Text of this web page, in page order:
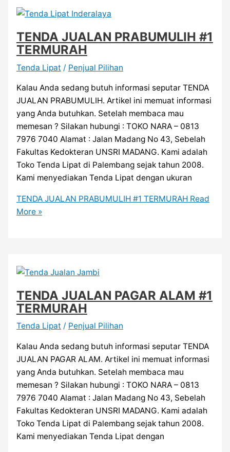
TENDA JUALAN PRABUMULIH #1
TERMURAH
Tenda Lipat / Penjual Pilihan
Kalau Anda sedang butuh informasi seputar TENDA
JUALAN PRABUMULIH. Artikel ini memuat informasi
yang Anda butuhkan. Setelah membaca mau
memesan ? Silakan hubungi : TOKO NARA – 0813
7976 7040 Alamat : Jalan Madang No 43, Sebelah
Fakultas Kedokteran UNSRI MADANG. Kami adalah
Toko Tenda Lipat di Palembang sejak tahun 2008.
Kami menyediakan Tenda Lipat dengan ukuran
TENDA JUALAN PRABUMULIH #1 TERMURAHRead
More »
TENDA JUALAN PAGAR ALAM #1
TERMURAH
Tenda Lipat / Penjual Pilihan
Kalau Anda sedang butuh informasi seputar TENDA
JUALAN PAGAR ALAM. Artikel ini memuat informasi
yang Anda butuhkan. Setelah membaca mau
memesan ? Silakan hubungi : TOKO NARA – 0813
7976 7040 Alamat : Jalan Madang No 43, Sebelah
Fakultas Kedokteran UNSRI MADANG. Kami adalah
Toko Tenda Lipat di Palembang sejak tahun 2008.
Kami menyediakan Tenda Lipat dengan